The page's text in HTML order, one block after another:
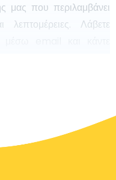
μας που περιλαμβάνει
Λάβετε
ματιά